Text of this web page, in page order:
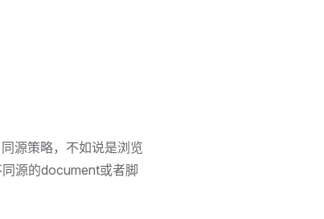
源策略，不如说是浏览
源的document或者脚